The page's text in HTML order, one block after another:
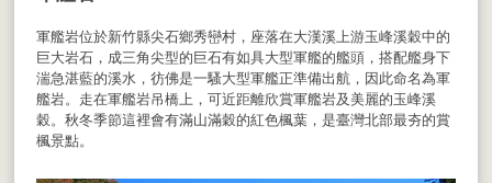
軍艦岩位於新竹縣尖石鄉秀巒村，座落在大漢溪上游玉峰溪穀中的
巨大岩石，成三角尖型的巨石有如具大型軍艦的艦頭，搭配艦身下
湍急湛藍的溪水，彷佛是一騷大型軍艦正準備出航，因此命名為軍
艦岩。走在軍艦岩吊橋上，可近距離欣賞軍艦岩及美麗的玉峰溪
穀。秋冬季節這裡會有滿山滿穀的紅色楓葉，是臺灣北部最夯的賞
楓景點。